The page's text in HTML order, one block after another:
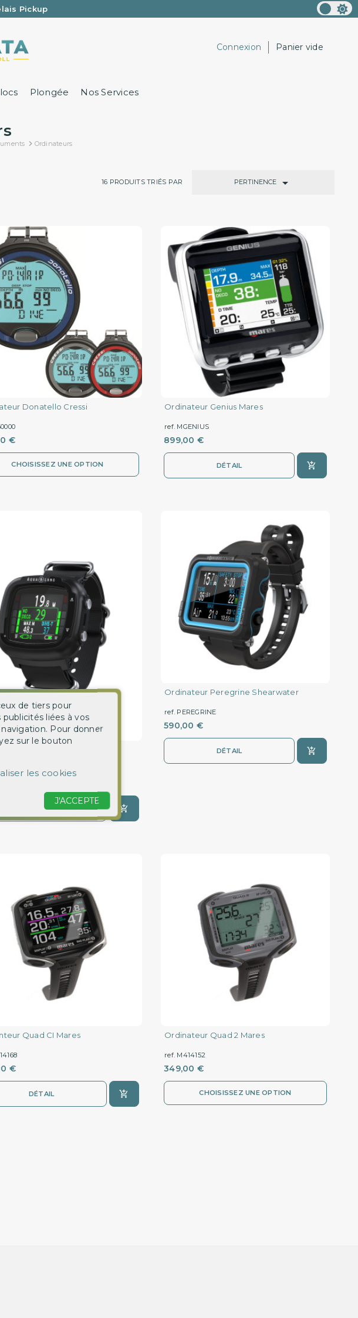
05 57 21 59 35
Pickup
Connexion Panier vide
Plongée Nos Services
Ordinateurs
16 PRODUITS TRIÉS PAR PERTINENCE 
Donatello Cressi
€
CHOISISSEZ UNE OPTION
Ordinateur Genius Mares
ref. MGENIUS
899,00 €
DÉTAIL
DÉTAIL
Ordinateur Peregrine Shearwater
ref. PEREGRINE
590,00 €
DÉTAIL
Quad CI Mares
€
DÉTAIL
Ordinateur Quad 2 Mares
ref. M414152
349,00 €
CHOISISSEZ UNE OPTION
de tiers pour
liées à vos
Pour donner
sur le bouton
les cookies
J'ACCEPTE